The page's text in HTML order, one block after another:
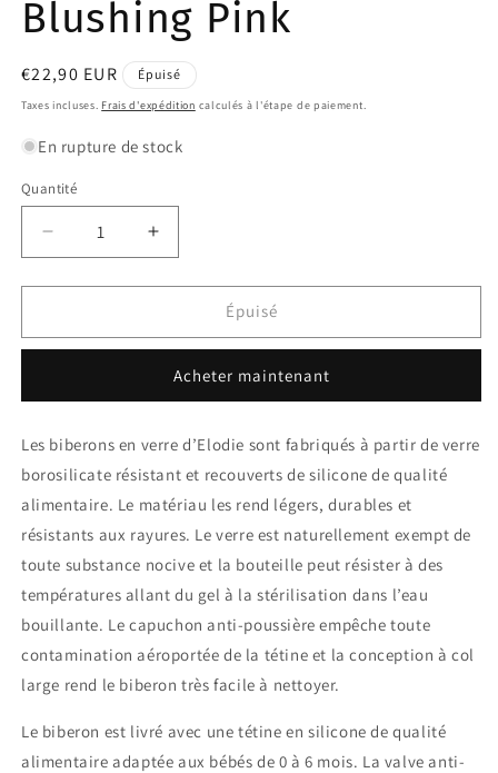
Blushing Pink
Prix
habituel
€22,90 EUR Épuisé
Taxes incluses. Frais d'expédition calculés à l'étape de paiement.
En rupture de stock
Quantité
Quantité
Réduire
la
quantité
Biberon
Blushing
Augmenter
la
quantité
Biberon
verre
Blushing
Épuisé
Acheter maintenant
Les biberons en verre d’Elodie sont fabriqués à partir de verre
borosilicate résistant et recouverts de silicone de qualité
alimentaire. Le matériau les rend légers, durables et
résistants aux rayures. Le verre est naturellement exempt de
toute substance nocive et la bouteille peut résister à des
températures allant du gel à la stérilisation dans l’eau
bouillante. Le capuchon anti-poussière empêche toute
contamination aéroportée de la tétine et la conception à col
large rend le biberon très facile à nettoyer.
Le biberon est livré avec une tétine en silicone de qualité
alimentaire adaptée aux bébés de 0 à 6 mois. La valve anti-